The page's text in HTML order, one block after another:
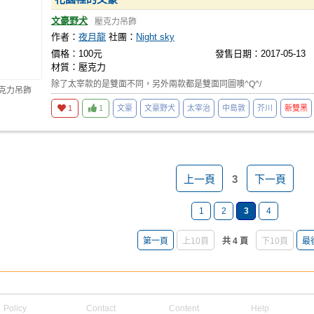
力吊飾
文豪野犬 壓克力吊飾
作者： 夜月龍 社團： Night sky
價格：100元
發售日期：2017-05-13
材質：壓克力
除了太宰款的是雙面不同，另外兩款都是雙面同圖噢^Q^/
1 1 文豪 文豪野犬 太宰治 中島敦 芥川 新雙黑
上一頁 3 下一頁
1 2 3 4
第一頁 上10頁 共 4 頁 下10頁 最
Policy Contact Content Help